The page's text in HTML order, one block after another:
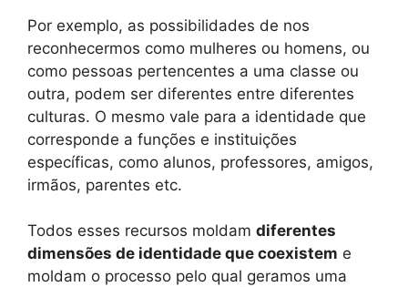
Por exemplo, as possibilidades de nos
reconhecermos como mulheres ou homens, ou
como pessoas pertencentes a uma classe ou
outra, podem ser diferentes entre diferentes
culturas. O mesmo vale para a identidade que
corresponde a funções e instituições
específicas, como alunos, professores, amigos,
irmãos, parentes etc.
Todos esses recursos moldam diferentes
dimensões de identidade que coexistem e
moldam o processo pelo qual geramos uma